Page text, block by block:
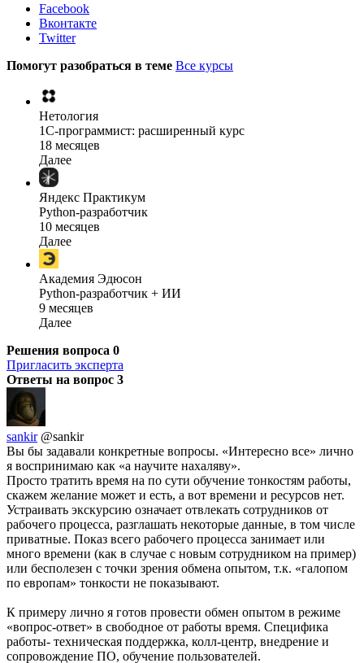
Facebook
Вконтакте
Twitter
Помогут разобраться в теме Все курсы
Нетология
1C-программист: расширенный курс
18 месяцев
Далее
Яндекс Практикум
Python-разработчик
10 месяцев
Далее
Академия Эдюсон
Python-разработчик + ИИ
9 месяцев
Далее
Решения вопроса 0
Пригласить эксперта
Ответы на вопрос 3
sankir @sankir
Вы бы задавали конкретные вопросы. «Интересно все» лично
я воспринимаю как «а научите нахаляву».
Просто тратить время на по сути обучение тонкостям работы,
скажем желание может и есть, а вот времени и ресурсов нет.
Устраивать экскурсию означает отвлекать сотрудников от
рабочего процесса, разглашать некоторые данные, в том числе
приватные. Показ всего рабочего процесса занимает или
много времени (как в случае с новым сотрудником на пример)
или бесполезен с точки зрения обмена опытом, т.к. «галопом
по европам» тонкости не показывают.
К примеру лично я готов провести обмен опытом в режиме
«вопрос-ответ» в свободное от работы время. Специфика
работы- техническая поддержка, колл-центр, внедрение и
сопровождение ПО, обучение пользователей.